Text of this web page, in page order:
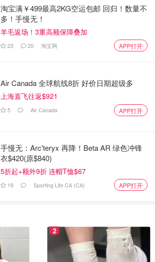
淘宝满￥499最高2KG空运包邮 回归！数量不
多！手慢无！
羊毛返场！3重高额保障叠加
23 20 淘宝网 APP打开
Air Canada 全球航线8折 好价日期超级多
上海直飞往返$921
5 Air Canada APP打开
手慢无：Arc'teryx 再降！Beta AR 绿色冲锋
衣$420(原$840)
5折起+额外9折 连帽T恤$67
19 Sporting Life CA (CA) APP打开
2